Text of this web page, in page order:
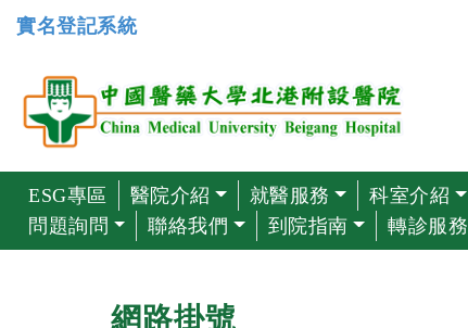
實名登記系統
ESG專區 醫院介紹 就醫服務 科室介紹
問題詢問
聯絡我們 到院指南 轉診服務
網路掛號